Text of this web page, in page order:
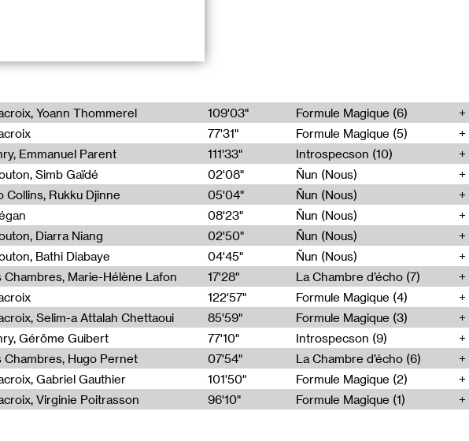
donne la parole à ceux qui aiment
de Picardie, critique d’art et
Les Indiscipliné.e.s aux
, aux éditions Arléa, 2022.
06'01"
06'59"
05'59"
Yoann Thommerel 109'03"
Formule Magique (6)
77'31"
Formule Magique (5)
Emmanuel Parent 111'33"
Introspecson (10)
Simb Gaïdé 02'08"
Ñun (Nous)
Collins, Rukku Djinne 05'04"
Ñun (Nous)
08'23"
Ñun (Nous)
Diarra Niang 02'50"
Ñun (Nous)
Bathi Diabaye 04'45"
Ñun (Nous)
Chambres, Marie-Hélène Lafon 17'28"
La Chambre d’écho (7)
122'57"
Formule Magique (4)
Selim-a Attalah Chettaoui 85'59"
Formule Magique (3)
Gérôme Guibert 77'10"
Introspecson (9)
Chambres, Hugo Pernet 07'54"
La Chambre d’écho (6)
Gabriel Gauthier 101'50"
Formule Magique (2)
Virginie Poitrasson 96'10" Formule Magique (1)